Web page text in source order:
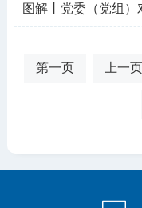
第一页 上一页